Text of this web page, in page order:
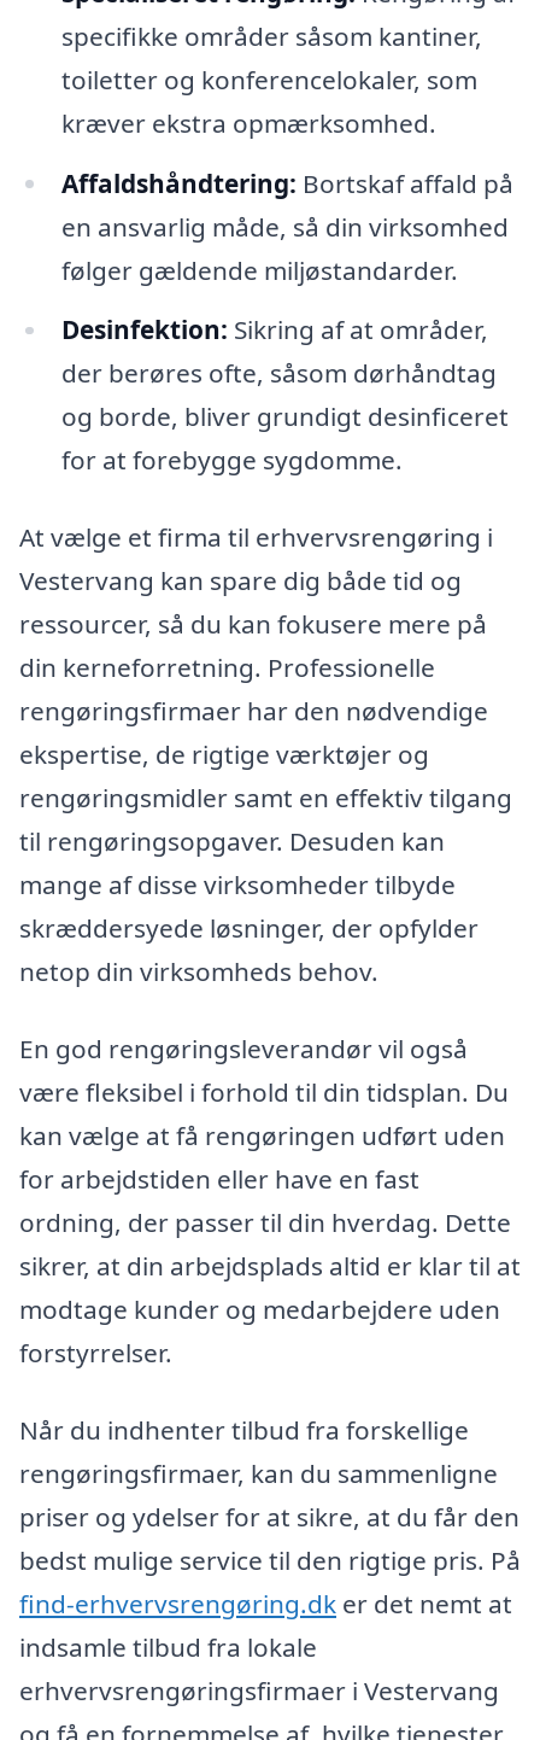
specifikke områder såsom kantiner,
toiletter og konferencelokaler, som
kræver ekstra opmærksomhed.
Affaldshåndtering: Bortskaf affald på
en ansvarlig måde, så din virksomhed
følger gældende miljøstandarder.
Desinfektion: Sikring af at områder,
der berøres ofte, såsom dørhåndtag
og borde, bliver grundigt desinficeret
for at forebygge sygdomme.
At vælge et firma til erhvervsrengøring i
Vestervang kan spare dig både tid og
ressourcer, så du kan fokusere mere på
din kerneforretning. Professionelle
rengøringsfirmaer har den nødvendige
ekspertise, de rigtige værktøjer og
rengøringsmidler samt en effektiv tilgang
til rengøringsopgaver. Desuden kan
mange af disse virksomheder tilbyde
skræddersyede løsninger, der opfylder
netop din virksomheds behov.
En god rengøringsleverandør vil også
være fleksibel i forhold til din tidsplan. Du
kan vælge at få rengøringen udført uden
for arbejdstiden eller have en fast
ordning, der passer til din hverdag. Dette
sikrer, at din arbejdsplads altid er klar til at
modtage kunder og medarbejdere uden
forstyrrelser.
Når du indhenter tilbud fra forskellige
rengøringsfirmaer, kan du sammenligne
priser og ydelser for at sikre, at du får den
bedst mulige service til den rigtige pris. På
find-erhvervsrengøring.dk er det nemt at
indsamle tilbud fra lokale
erhvervsrengøringsfirmaer i Vestervang